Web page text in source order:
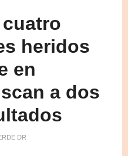
heridos
en
a dos
DR